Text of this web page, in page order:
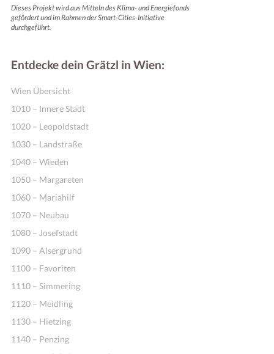
Dieses Projekt wird aus Mitteln des Klima- und Energiefonds
gefördert und im Rahmen der Smart-Cities-Initiative
durchgeführt.
Entdecke dein Grätzl in Wien:
Wien Übersicht
1010 – Innere Stadt
1020 – Leopoldstadt
1030 – Landstraße
1040 – Wieden
1050 – Margareten
1060 – Mariahilf
1070 – Neubau
1080 – Josefstadt
1090 – Alsergrund
1100 – Favoriten
1110 – Simmering
1120 – Meidling
1130 – Hietzing
1140 – Penzing